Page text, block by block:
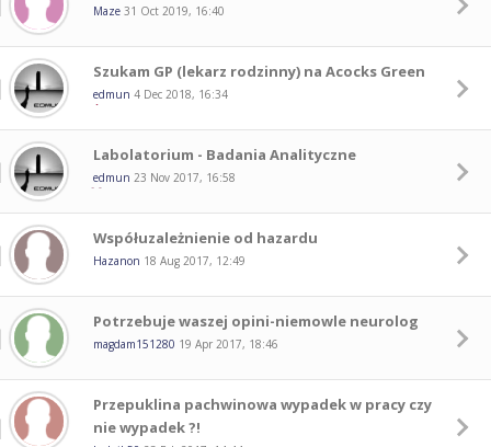
Maze 31 Oct 2019, 16:40
Szukam GP (lekarz rodzinny) na Acocks Green
edmun 4 Dec 2018, 16:34
Labolatorium - Badania Analityczne
edmun 23 Nov 2017, 16:58
Współuzależnienie od hazardu
Hazanon 18 Aug 2017, 12:49
Potrzebuje waszej opini-niemowle neurolog
magdam151280 19 Apr 2017, 18:46
Przepuklina pachwinowa wypadek w pracy czy
nie wypadek ?!